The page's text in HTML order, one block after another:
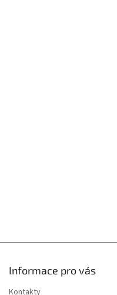
Informace pro vás
Kontakty